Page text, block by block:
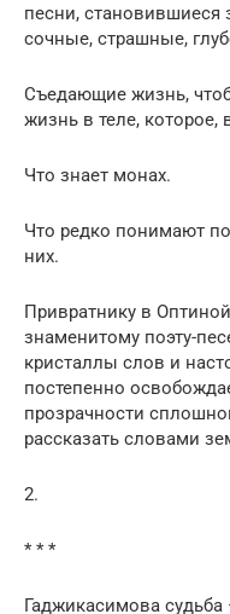
песни,
сочные, страшные,
Съедающие жизнь,
жизнь в теле,
Что знает монах.
Что редко понимают
них.
Привратнику в
знаменитому поэту-
кристаллы слов и
постепенно
прозрачности
рассказать словами
2.
* * *
Гаджикасимова судьба